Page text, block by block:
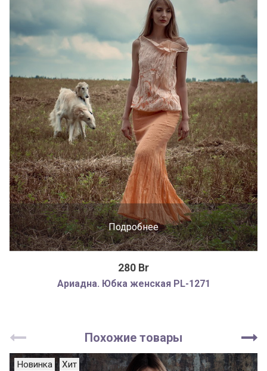
Подробнее
280 Br
Ариадна. Юбка женская PL-1271
Похожие товары
Новинка Хит